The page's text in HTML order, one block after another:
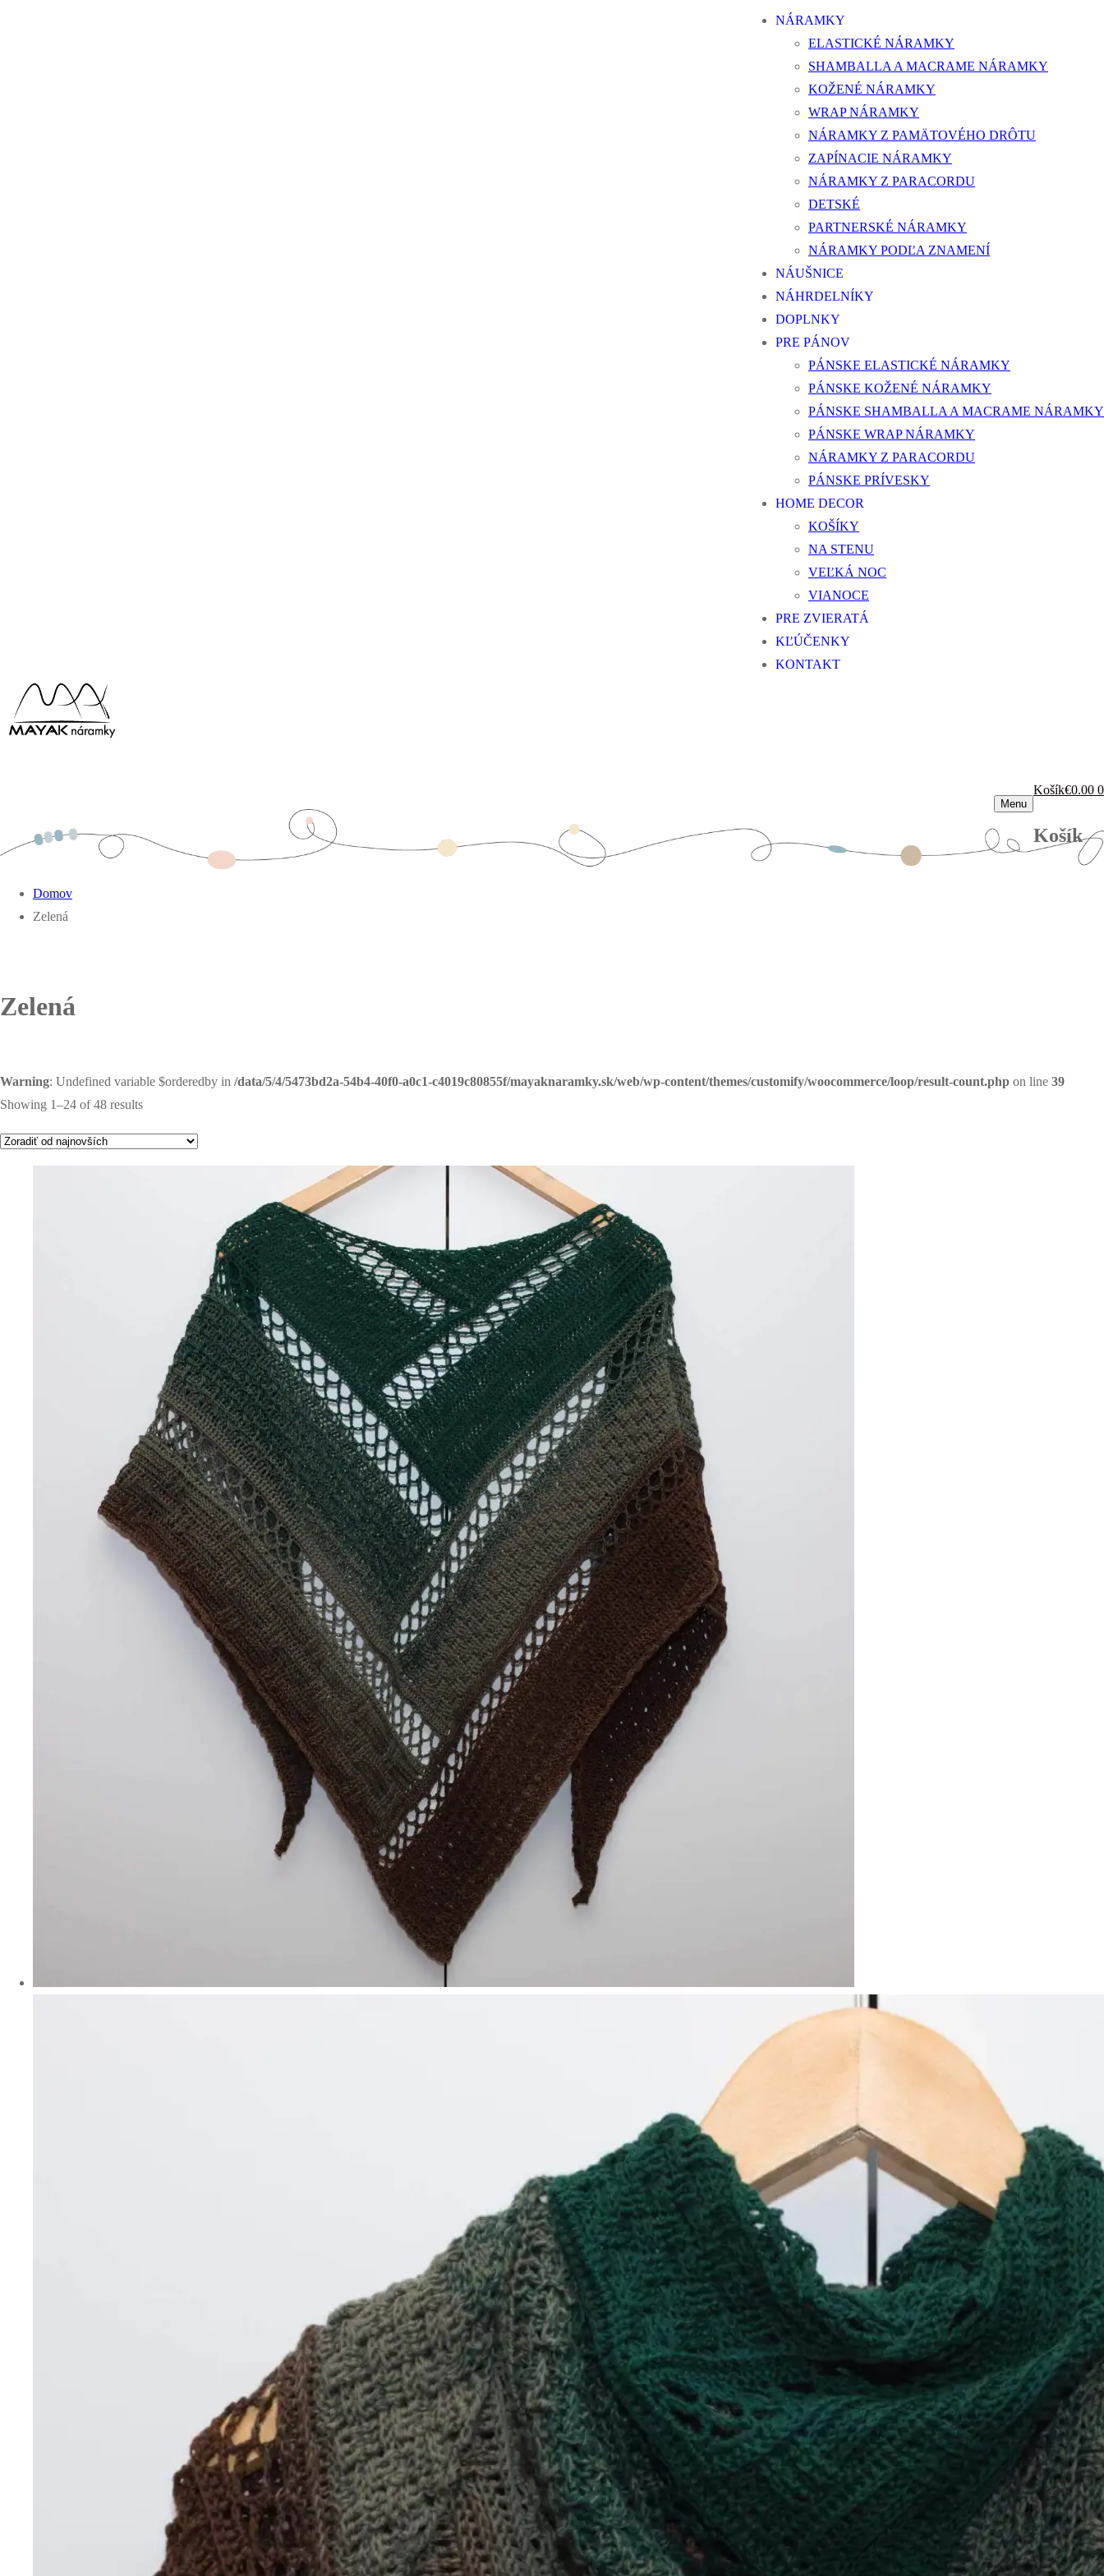
NÁRAMKY
ELASTICKÉ NÁRAMKY
SHAMBALLA A MACRAME NÁRAMKY
KOŽENÉ NÁRAMKY
WRAP NÁRAMKY
NÁRAMKY Z PAMÄTOVÉHO DRÔTU
ZAPÍNACIE NÁRAMKY
NÁRAMKY Z PARACORDU
DETSKÉ
PARTNERSKÉ NÁRAMKY
NÁRAMKY PODĽA ZNAMENÍ
NÁUŠNICE
NÁHRDELNÍKY
DOPLNKY
PRE PÁNOV
PÁNSKE ELASTICKÉ NÁRAMKY
PÁNSKE KOŽENÉ NÁRAMKY
PÁNSKE SHAMBALLA A MACRAME NÁRAMKY
PÁNSKE WRAP NÁRAMKY
NÁRAMKY Z PARACORDU
PÁNSKE PRÍVESKY
HOME DECOR
KOŠÍKY
NA STENU
VEĽKÁ NOC
VIANOCE
PRE ZVIERATÁ
KĽÚČENKY
KONTAKT
Menu
Košík€0.00 0
Košík
Domov
Zelená
Zelená
Warning: Undefined variable $orderedby in /data/5/4/5473bd2a-54b4-40f0-a0c1-c4019c80855f/mayaknaramky.sk/web/wp-content/themes/customify/woocommerce/loop/result-count.php on line 39
Showing 1–24 of 48 results